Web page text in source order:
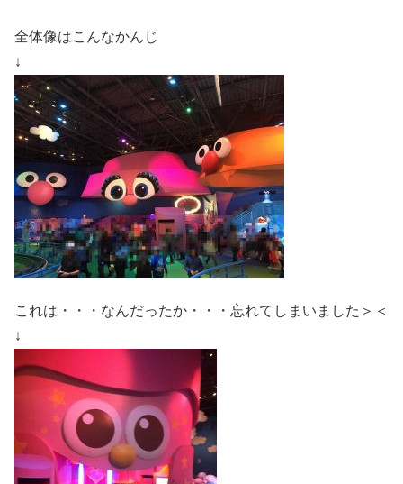
全体像はこんなかんじ
↓
これは・・・なんだったか・・・忘れてしまいました＞＜
↓